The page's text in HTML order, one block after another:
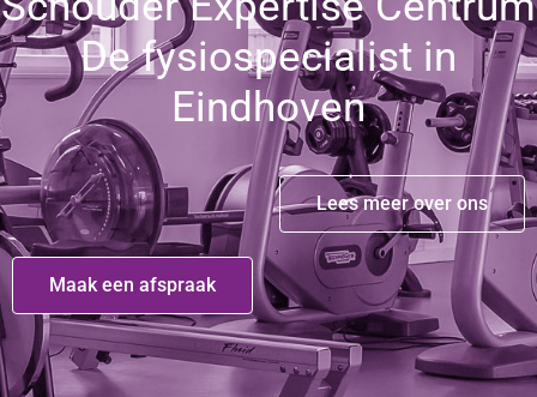
De fysiospecialist in
Eindhoven
Lees meer over ons
Maak een afspraak